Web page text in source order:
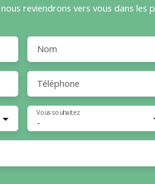
reviendrons vers vous dans les
Nom
Téléphone
-
Vous souhaitez